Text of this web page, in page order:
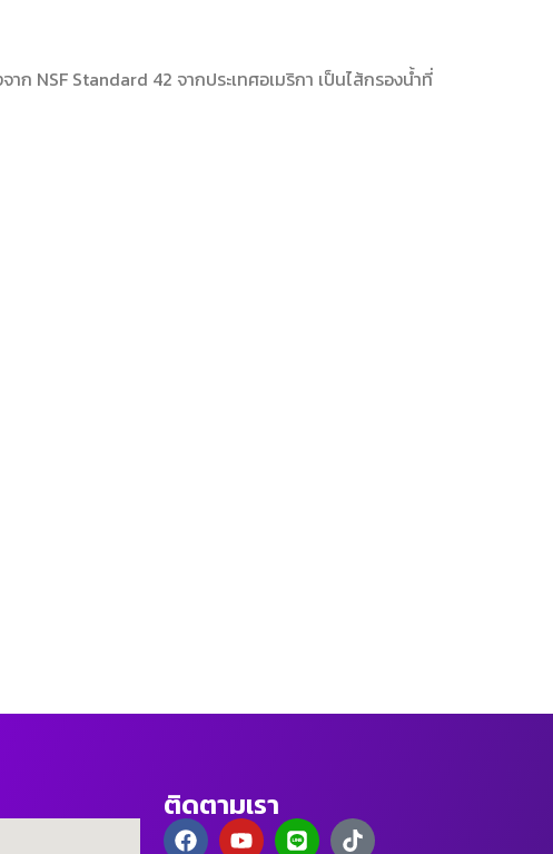
ก NSF Standard 42 จากประเทศอเมริกา เป็นไส้กรองน้ำที่
ติดตามเรา